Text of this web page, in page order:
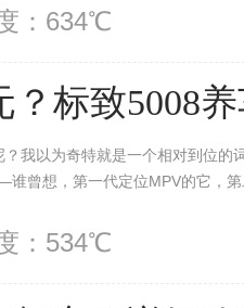
：634℃
？标致5008
我以为奇特就是一个相对到位
曾想，第一代定位MPV的它，
：534℃